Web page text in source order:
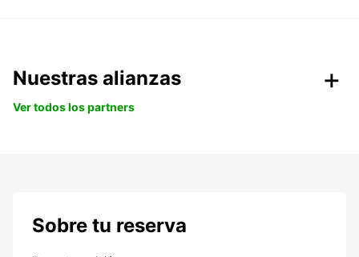
Nuestras alianzas
Ver todos los partners
Sobre tu reserva